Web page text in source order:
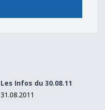
Les Infos du 30.08.11
31.08.2011